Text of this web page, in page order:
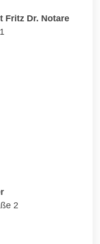
Fritz Dr. Notare
2